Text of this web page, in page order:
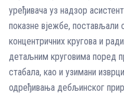
уређивача уз надзор
показне вјежбе, постављали
концентричних кругова и
детаљним круговима поред
стабала, као и узимани
одређивања дебљинског